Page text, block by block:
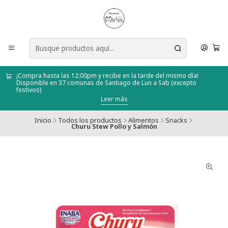
¡Compra hasta las 12:00pm y recibe en la tarde del mismo día!
Disponible en 37 comunas de Santiago de Lun a Sab (excepto
festivos)
Leer más
Inicio Todos los productos Alimentos Snacks
Churu Stew Pollo y Salmón